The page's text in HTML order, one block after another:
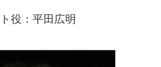
役：平田広明